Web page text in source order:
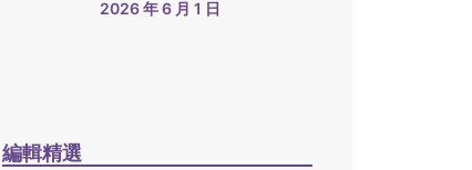
2026 年 6 月 1 日
編輯精選